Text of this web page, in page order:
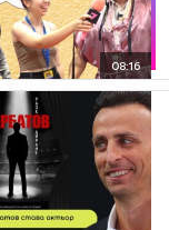
08:16